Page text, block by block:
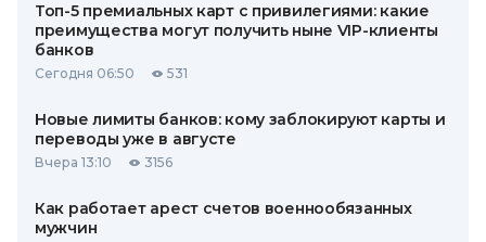
Топ-5 премиальных карт с привилегиями: какие
преимущества могут получить ныне VIP-клиенты
банков
Сегодня 06:50 531
Новые лимиты банков: кому заблокируют карты и
переводы уже в августе
Вчера 13:10 3156
Как работает арест счетов военнообязанных
мужчин